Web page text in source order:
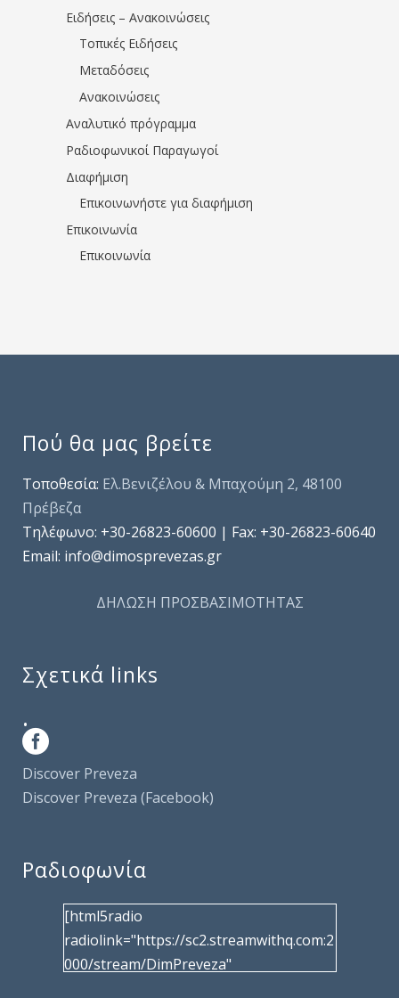
Ειδήσεις – Ανακοινώσεις
Τοπικές Ειδήσεις
Μεταδόσεις
Ανακοινώσεις
Αναλυτικό πρόγραμμα
Ραδιοφωνικοί Παραγωγοί
Διαφήμιση
Επικοινωνήστε για διαφήμιση
Επικοινωνία
Επικοινωνία
Πού θα μας βρείτε
Τοποθεσία: Ελ.Βενιζέλου & Μπαχούμη 2, 48100
Πρέβεζα
Τηλέφωνo: +30-26823-60600 | Fax: +30-26823-60640
Email: info@dimosprevezas.gr
ΔΗΛΩΣΗ ΠΡΟΣΒΑΣΙΜΟΤΗΤΑΣ
Σχετικά links
.
Discover Preveza
Discover Preveza (Facebook)
Ραδιοφωνία
[html5radio
radiolink="https://sc2.streamwithq.com:2
000/stream/DimPreveza"